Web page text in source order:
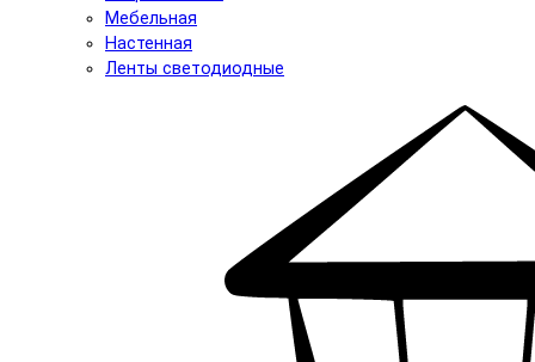
Мебельная
Настенная
Ленты светодиодные